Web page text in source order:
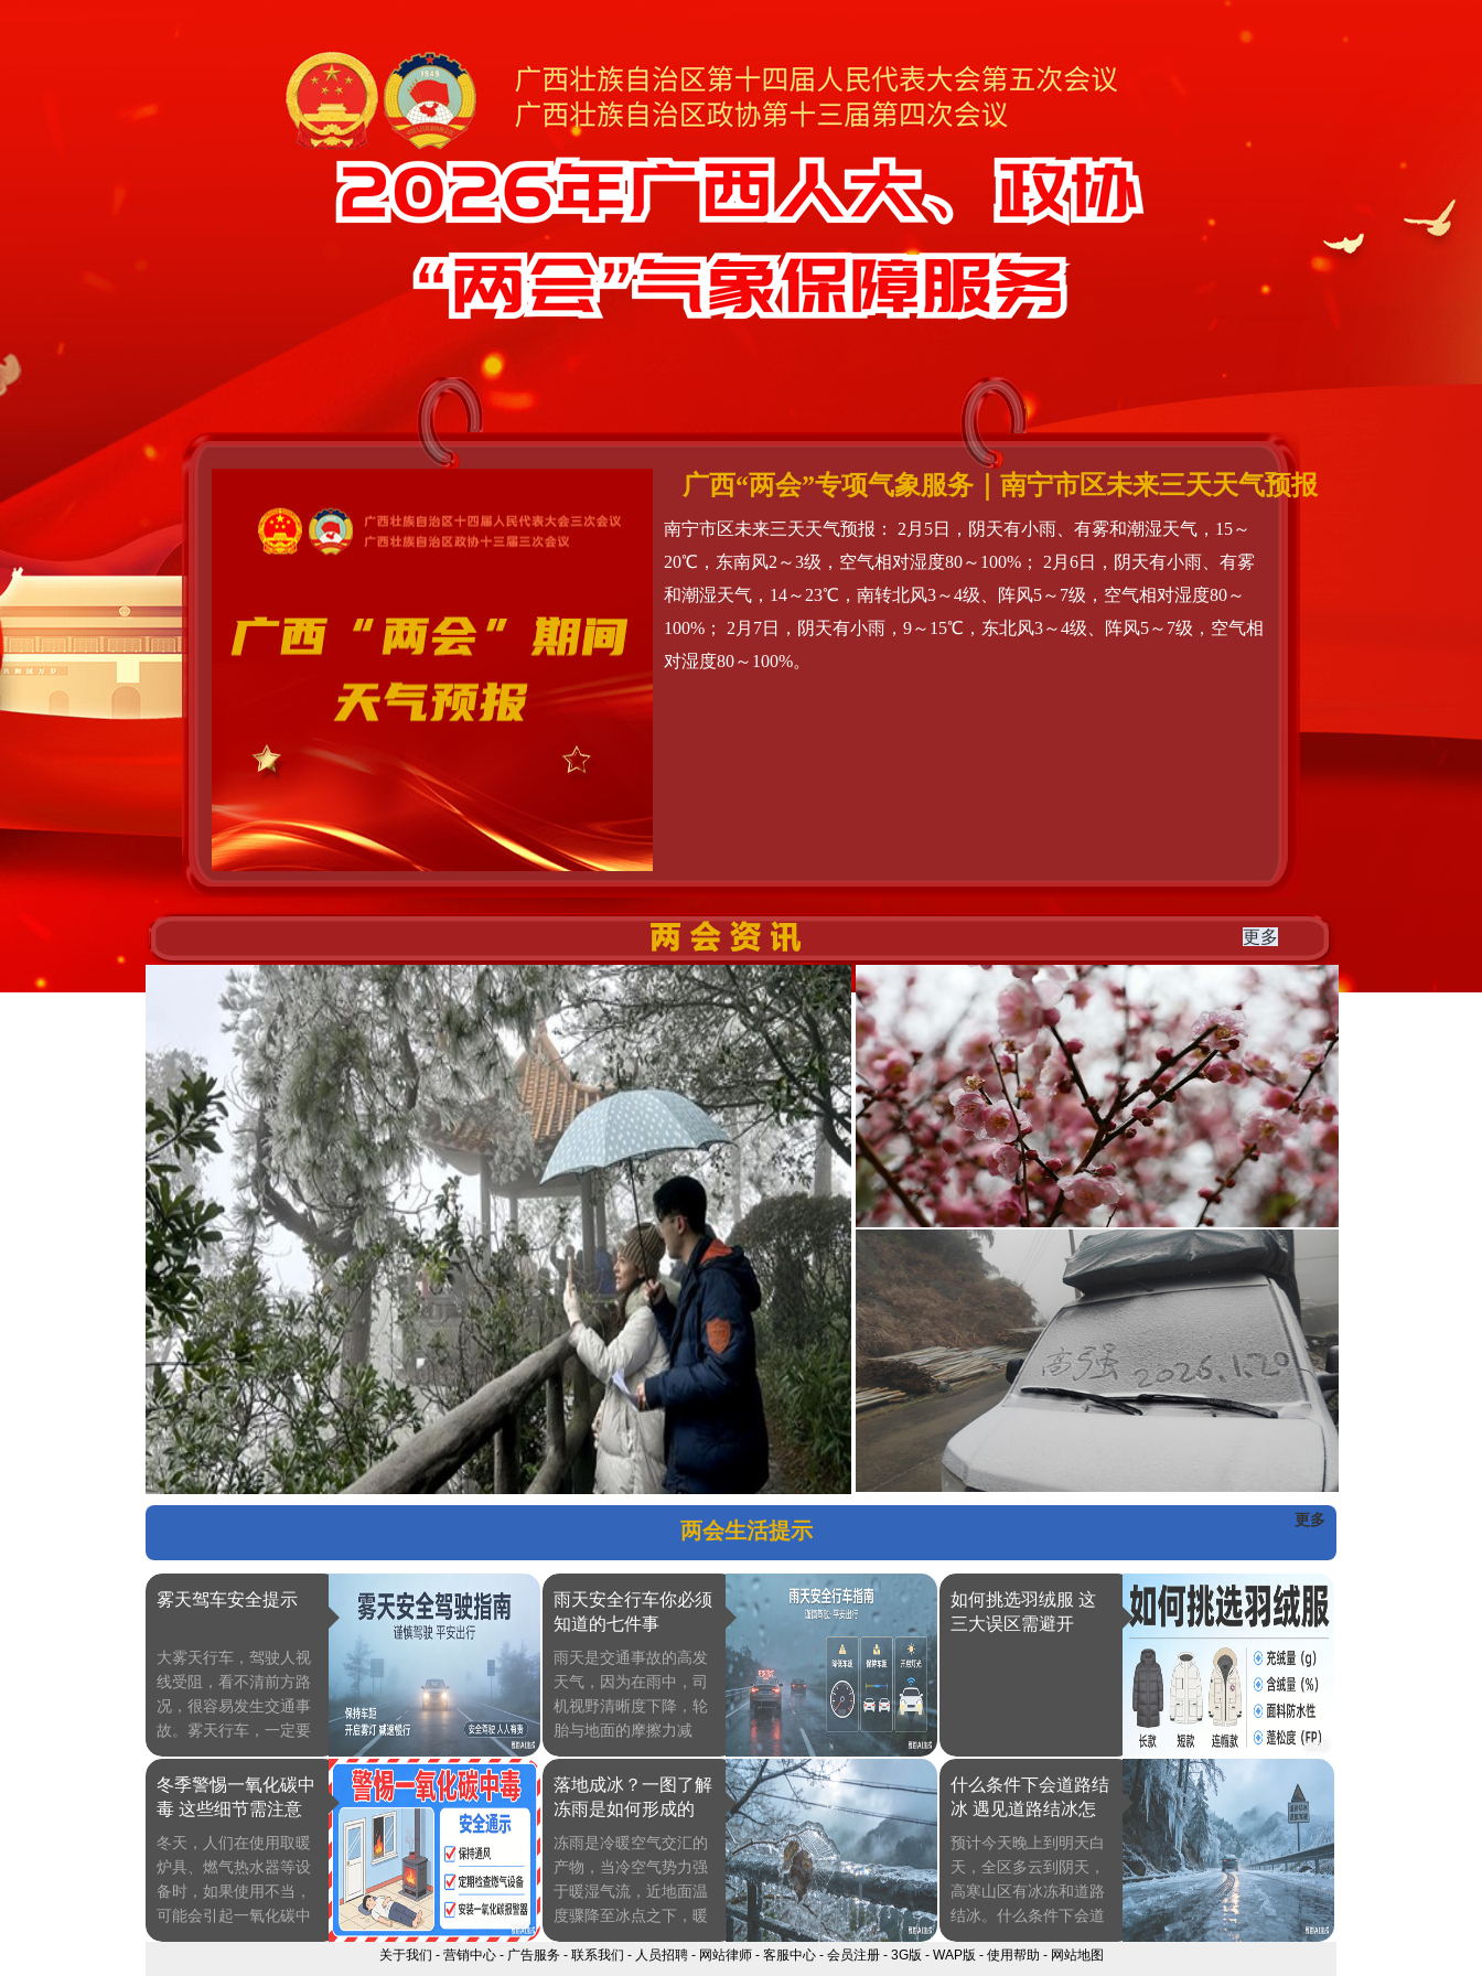
广西“两会”专项气象服务｜南宁市区未来三天天气预报
南宁市区未来三天天气预报： 2月5日，阴天有小雨、有雾和潮湿天气，15～
20℃，东南风2～3级，空气相对湿度80～100%； 2月6日，阴天有小雨、有雾
和潮湿天气，14～23℃，南转北风3～4级、阵风5～7级，空气相对湿度80～
100%； 2月7日，阴天有小雨，9～15℃，东北风3～4级、阵风5～7级，空气相
对湿度80～100%。
更多
两会生活提示 更多
雾天驾车安全提示
大雾天行车，驾驶人视
线受阻，看不清前方路
况，很容易发生交通事
故。雾天行车，一定要
小心驾驶，“慢”字当
先，保持安全车距，平
安到家。除需要保持足
当注意哪些呢？一起来
学习一下。
雨天安全行车你必须
知道的七件事
雨天是交通事故的高发
天气，因为在雨中，司
机视野清晰度下降，轮
胎与地面的摩擦力减
小，再加上阴雨天气给
人们带来的郁闷情绪，
很容易造成交通事故。
要注意些什么呢？今
天，我们就有关雨天行
车安全注意事项作了简
单的整理。
如何挑选羽绒服 这
三大误区需避开
冬季警惕一氧化碳中
毒 这些细节需注意
冬天，人们在使用取暖
炉具、燃气热水器等设
备时，如果使用不当，
可能会引起一氧化碳中
毒，因此一定要提高警
落地成冰？一图了解
冻雨是如何形成的
冻雨是冷暖空气交汇的
产物，当冷空气势力强
于暖湿气流，近地面温
度骤降至冰点之下，暖
空气被抬升，成云致
雨。虽然名字叫冻雨，
什么条件下会道路结
冰 遇见道路结冰怎
么办
预计今天晚上到明天白
天，全区多云到阴天，
高寒山区有冰冻和道路
结冰。什么条件下会道
路结冰？遇见道路结冰
怎么办？
关于我们 - 营销中心 - 广告服务 - 联系我们 - 人员招聘 - 网站律师 - 客服中心 - 会员注册 - 3G版 - WAP版 - 使用帮助 - 网站地图